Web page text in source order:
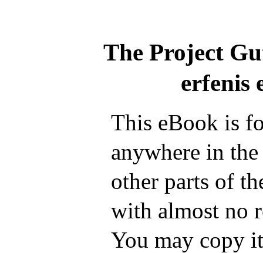
The Project
erfenis
This eBook is
anywhere in
other parts of
with almost no
You may copy